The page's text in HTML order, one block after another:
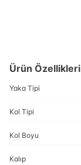
Ürün Özellikleri
Yaka Tipi
Kol Tipi
Kol Boyu
Kalıp